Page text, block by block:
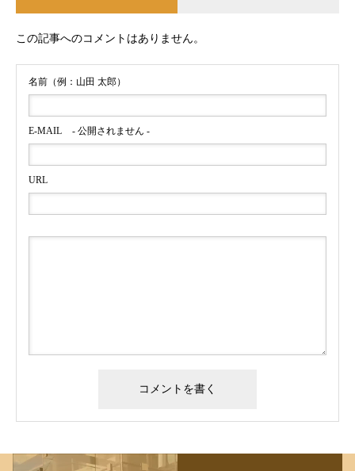
この記事へのコメントはありません。
名前（例：山田 太郎）
E-MAIL - 公開されません -
URL